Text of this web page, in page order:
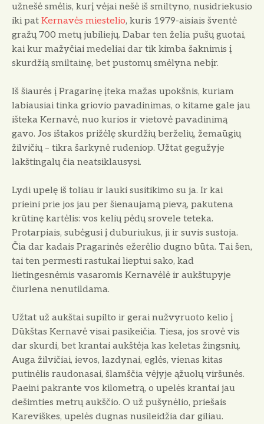
užnešė smėlis, kurį vėjai nešė iš smiltyno, nusidriekusio
iki pat Kernavės miestelio, kuris 1979-aisiais šventė
gražų 700 metų jubiliejų. Dabar ten želia pušų guotai,
kai kur mažyčiai medeliai dar tik kimba šaknimis į
skurdžią smiltainę, bet pustomų smėlyna nebįr.
Iš šiaurės į Pragarinę įteka mažas upokšnis, kuriam
labiausiai tinka griovio pavadinimas, o kitame gale jau
išteka Kernavė, nuo kurios ir vietovė pavadinimą
gavo. Jos ištakos prižėlę skurdžių berželių, žemaūgių
žilvičių – tikra šarkynė rudeniop. Užtat gegužyje
lakštingalų čia neatsiklausysi.
Lydi upelę iš toliau ir lauki susitikimo su ja. Ir kai
prieini prie jos jau per šienaujamą pievą, pakutena
krūtinę kartėlis: vos kelių pėdų srovele teteka.
Protarpiais, subėgusi į duburiukus, ji ir suvis sustoja.
Čia dar kadais Pragarinės ežerėlio dugno būta. Tai šen,
tai ten permesti rastukai lieptui sako, kad
lietingesnėmis vasaromis Kernavėlė ir aukštupyje
čiurlena nenutildama.
Užtat už aukštai supilto ir gerai nužvyruoto kelio į
Dūkštas Kernavė visai pasikeičia. Tiesa, jos srovė vis
dar skurdi, bet krantai aukštėja kas keletas žingsnių.
Auga žilvičiai, ievos, lazdynai, eglės, vienas kitas
putinėlis raudonasai, šlamščia vėjyje ąžuolų viršunės.
Paeini pakrante vos kilometrą, o upelės krantai jau
dešimties metrų aukščio. O už pušynėlio, priešais
Kareviškes, upelės dugnas nusileidžia dar giliau.